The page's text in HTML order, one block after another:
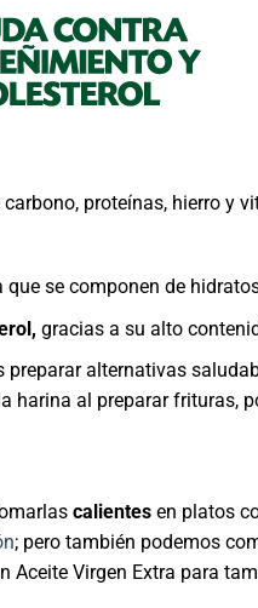
proteínas, hierro y
que se componen de
gracias a su alto
preparar alternativas
al preparar frituras,
calientesen platos
; pero también podemos
Aceite Virgen Extra para